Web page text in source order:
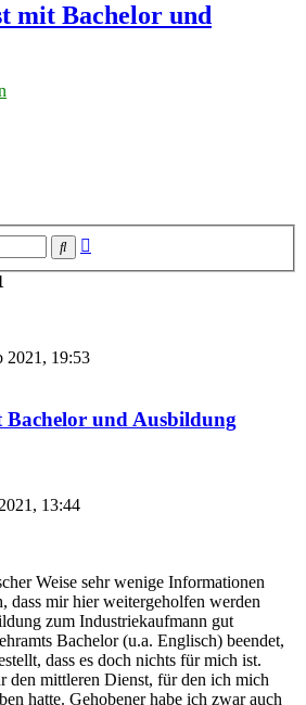
mit Bachelor und
Suche
2021, 19:53
und Ausbildung
13:44
Weise sehr wenige Informationen
dass mir hier weitergeholfen werden
zum Industriekaufmann gut
Bachelor (u.a. Englisch) beendet,
dass es doch nichts für mich ist.
den mittleren Dienst, für den ich mich
hatte. Gehobener habe ich zwar auch